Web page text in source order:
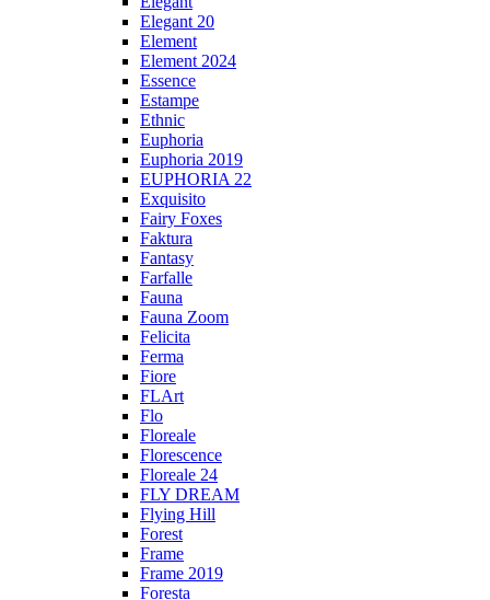
Elegant 20
Element
Element 2024
Essence
Estampe
Ethnic
Euphoria
Euphoria 2019
EUPHORIA 22
Exquisito
Fairy Foxes
Faktura
Fantasy
Farfalle
Fauna
Fauna Zoom
Felicita
Ferma
Fiore
FLArt
Flo
Floreale
Florescence
Floreale 24
FLY DREAM
Flying Hill
Forest
Frame
Frame 2019
Foresta